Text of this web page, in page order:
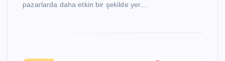
pazarlarda daha etkin bir şekilde yer…